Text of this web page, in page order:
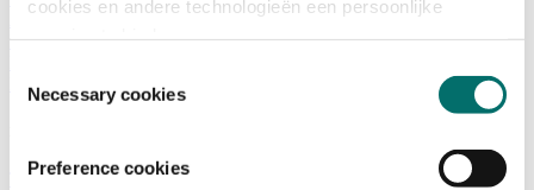
cookies en andere technologieën een persoonlijke
Necessary cookies
Preference cookies
Activiteiten
Exposantenlijst
Programma
Tickets